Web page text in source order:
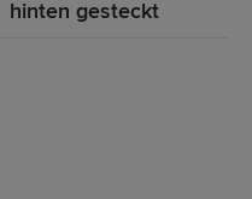
hinten gesteckt